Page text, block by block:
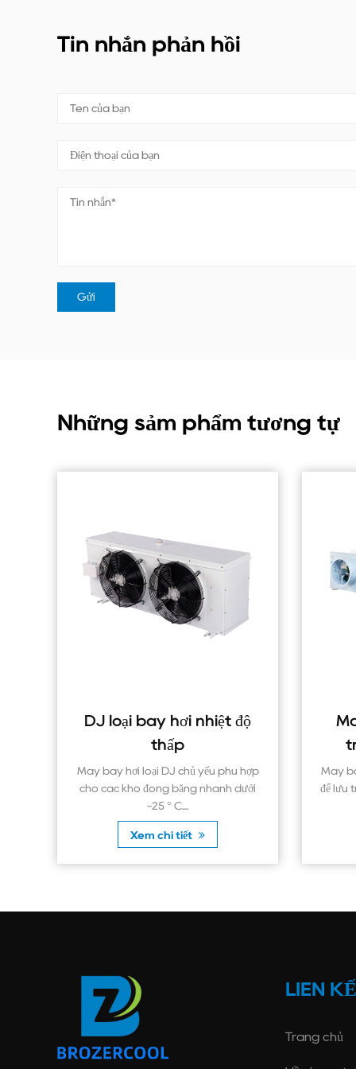
Tin nhắn phản hồi
Những sảm phẩm tương tự
bay hơi nhiệt độ
loại DJ chủ yếu phù hợp
đóng băng nhanh dưới
Máy bay hơi nhiệt
trung bình loại
Máy bay hơi loại DD chủ yếu
để lưu trữ lạnh ở -18 ° C. Có thể
LIÊN
Trang chủ